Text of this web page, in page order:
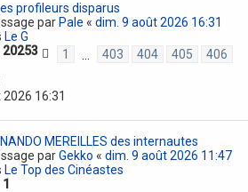
profileurs disparus
par Pale « dim. 9 août 2026 16:31
Le G
20253 1 403 404 405
406
16:31
MEREILLES des internautes
parGekko « dim. 9 août 2026 11:47
Le Top des Cinéastes
1